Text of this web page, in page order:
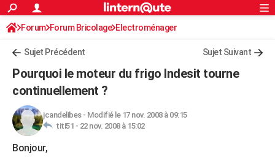
ACTUALITÉS
Politique
Société
Faits Divers
Education
Monde
Villes
+
Programme TV
Streaming
Sorties cinéma
Musique
FINANCE
Retraite
Impôts
Epargne
Immobilier
Risques naturels par ville
Banque
Assurance
Crédit
AUTO
Essais
Réserver un essai
Citadines
Berlines
SUV
Forum auto
HIGH-TECH
S'inscrire
Connexion
Forum Forum Bricolage Electroménager
Sujet Précédent Sujet Suivant
Pourquoi le moteur du frigo Indesit tourne
continuellement ?
jcandelibes- Modifié le 17 nov. 2008 à 09:15
titi51 - 22 nov. 2008 à 15:02
Bonjour,